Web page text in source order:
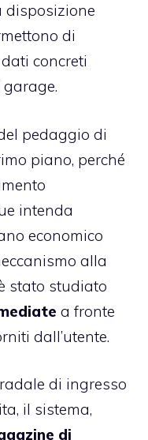
disposizione
di
concreti
pedaggio di
piano, perché
intenda
economico
alla
stato studiato
a fronte
dall’utente.
di ingresso
il sistema,
di